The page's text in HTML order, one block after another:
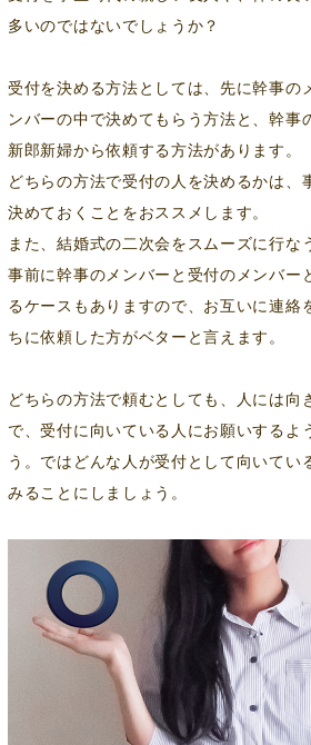
多いのではないでしょうか？
受付を決める方法としては、先に幹事の
ンバーの中で決めてもらう方法と、幹事
新郎新婦から依頼する方法があります。
どちらの方法で受付の人を決めるかは、
決めておくことをおススメします。
また、結婚式の二次会をスムーズに行な
事前に幹事のメンバーと受付のメンバー
るケースもありますので、お互いに連絡
ちに依頼した方がベターと言えます。
どちらの方法で頼むとしても、人には向
で、受付に向いている人にお願いするよ
う。ではどんな人が受付として向いてい
みることにしましょう。